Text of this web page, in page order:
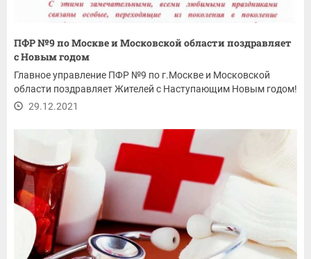
ПФР №9 по Москве и Московской области поздравляет
с Новым годом
Главное управление ПФР №9 по г.Москве и Московской
области поздравляет Жителей с Наступающим Новым годом!
29.12.2021